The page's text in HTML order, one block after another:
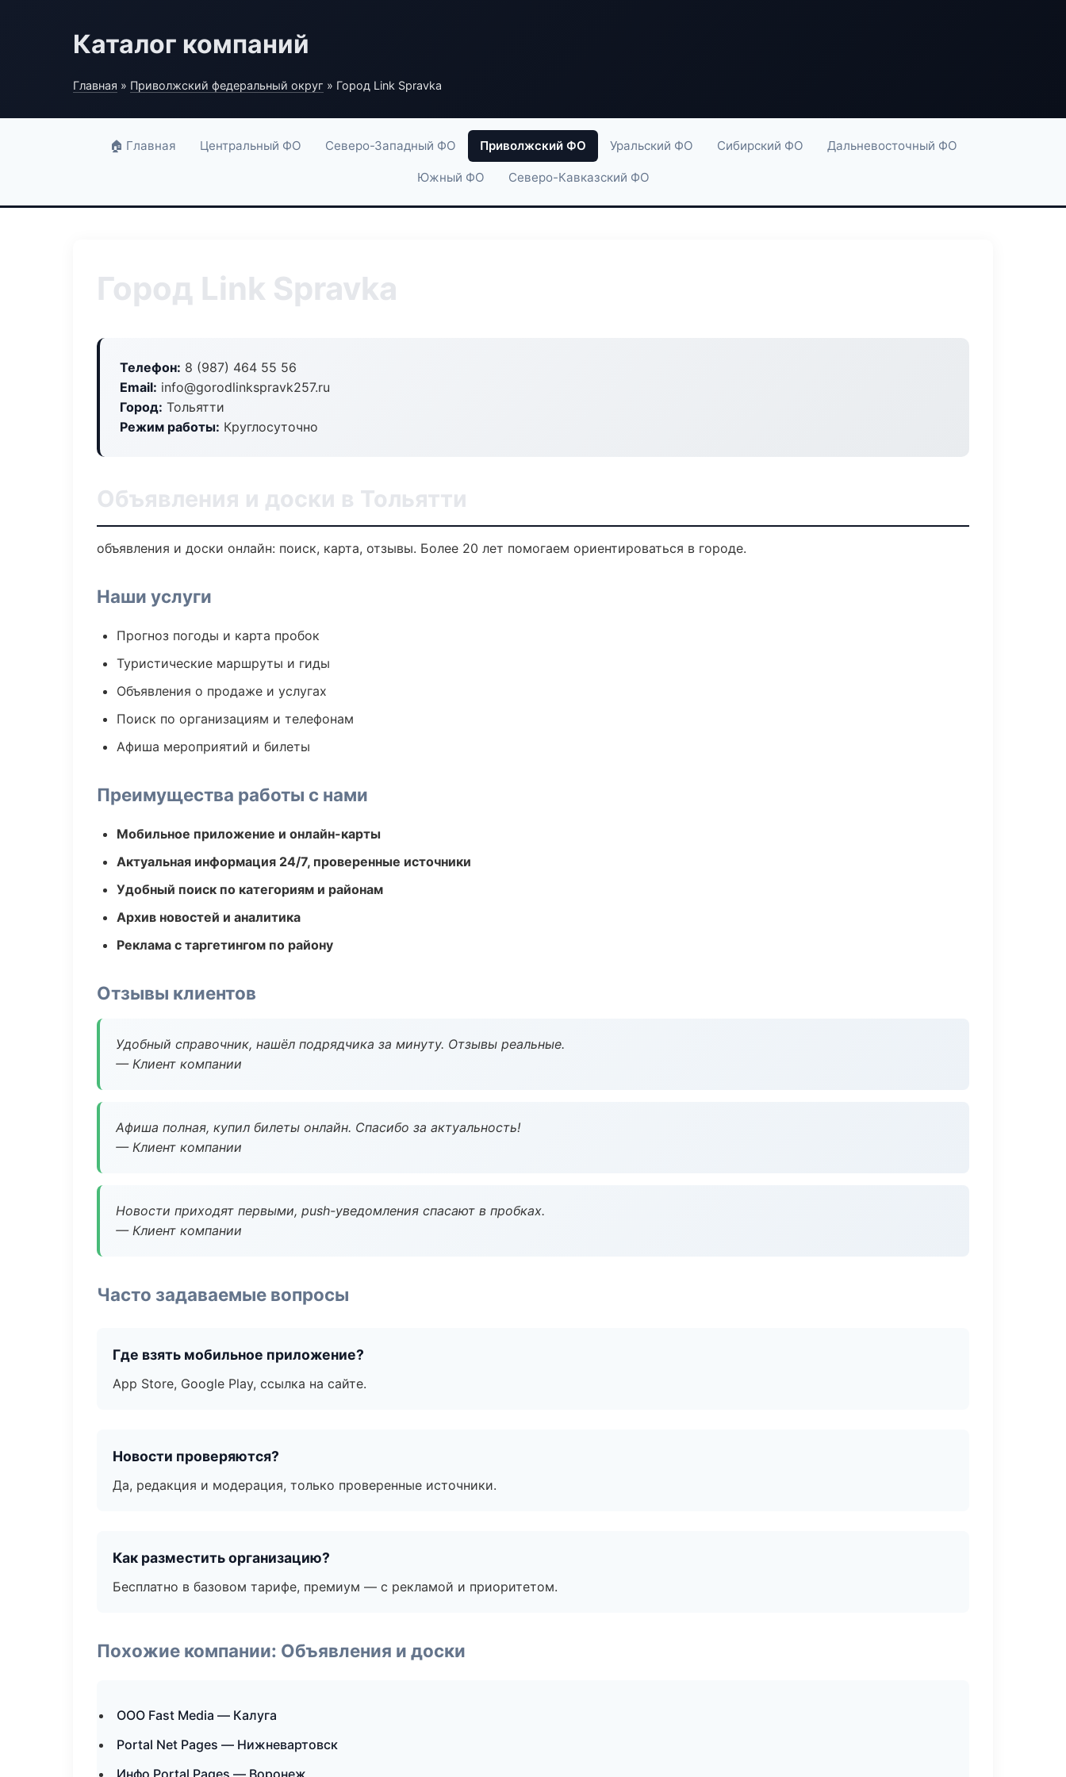
Каталог компаний
Главная » Приволжский федеральный округ » Город Link Spravka
🏠 Главная Центральный ФО Северо-Западный ФО Приволжский ФО Уральский ФО Сибирский ФО Дальневосточный ФО
Южный ФО Северо-Кавказский ФО
Город Link Spravka
Телефон: 8 (987) 464 55 56
Email: info@gorodlinkspravk257.ru
Город: Тольятти
Режим работы: Круглосуточно
Объявления и доски в Тольятти
объявления и доски онлайн: поиск, карта, отзывы. Более 20 лет помогаем ориентироваться в городе.
Наши услуги
Прогноз погоды и карта пробок
Туристические маршруты и гиды
Объявления о продаже и услугах
Поиск по организациям и телефонам
Афиша мероприятий и билеты
Преимущества работы с нами
Мобильное приложение и онлайн-карты
Актуальная информация 24/7, проверенные источники
Удобный поиск по категориям и районам
Архив новостей и аналитика
Реклама с таргетингом по району
Отзывы клиентов
Удобный справочник, нашёл подрядчика за минуту. Отзывы реальные.
— Клиент компании
Афиша полная, купил билеты онлайн. Спасибо за актуальность!
— Клиент компании
Новости приходят первыми, push-уведомления спасают в пробках.
— Клиент компании
Часто задаваемые вопросы
Где взять мобильное приложение?
App Store, Google Play, ссылка на сайте.
Новости проверяются?
Да, редакция и модерация, только проверенные источники.
Как разместить организацию?
Бесплатно в базовом тарифе, премиум — с рекламой и приоритетом.
Похожие компании: Объявления и доски
ООО Fast Media — Калуга
Portal Net Pages — Нижневартовск
Инфо Portal Pages — Воронеж